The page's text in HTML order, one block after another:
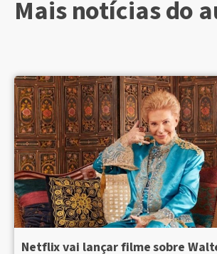
Mais notícias do
Netflix vai lançar filme sobre